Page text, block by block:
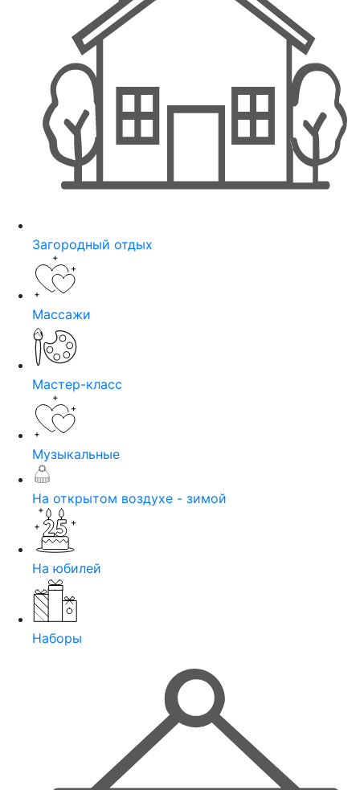
Загородный отдых
Массажи
Мастер-класс
Музыкальные
На открытом воздухе - зимой
На юбилей
Наборы